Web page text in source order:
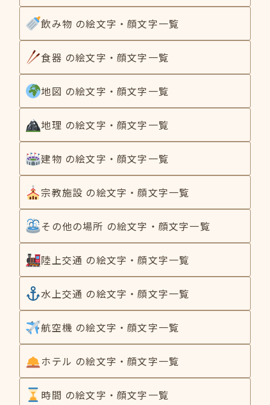
飲み物 の絵文字・顔文字一覧
食器 の絵文字・顔文字一覧
地図 の絵文字・顔文字一覧
地理 の絵文字・顔文字一覧
建物 の絵文字・顔文字一覧
宗教施設 の絵文字・顔文字一覧
その他の場所 の絵文字・顔文字一覧
陸上交通 の絵文字・顔文字一覧
水上交通 の絵文字・顔文字一覧
航空機 の絵文字・顔文字一覧
ホテル の絵文字・顔文字一覧
時間 の絵文字・顔文字一覧